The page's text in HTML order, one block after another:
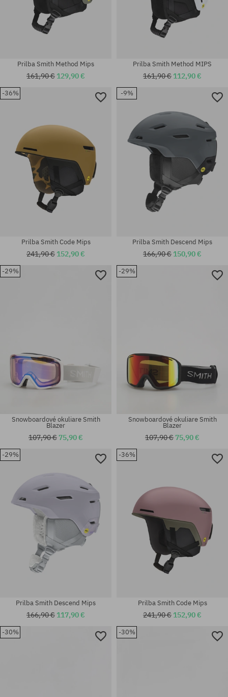
Dostupné veľkosti:
Prilba Smith Method Mips
161,90 € 129,90 €
Prilba Smith Method MIPS
161,90 € 112,90 €
-36%
Prilba Smith Code Mips
241,90 € 152,90 €
-9%
Prilba Smith Descend Mips
166,90 € 150,90 €
-29%
Snowboardové okuliare Smith
Blazer
107,90 € 75,90 €
-29%
Snowboardové okuliare Smith
Blazer
107,90 € 75,90 €
-29%
Prilba Smith Descend Mips
166,90 € 117,90 €
-36%
Prilba Smith Code Mips
241,90 € 152,90 €
-30% -30%